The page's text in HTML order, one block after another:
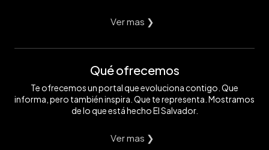
Ver mas ❯
Qué ofrecemos
Te ofrecemos un portal que evoluciona contigo. Que
informa, pero también inspira. Que te representa. Mostramos
de lo que está hecho El Salvador.
Ver mas ❯